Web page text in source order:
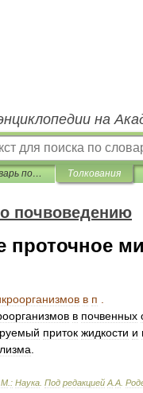
на
Толковый словарь по почвоведению Толкования
почвоведению
проточное
в п
в почвенных
приток жидкости и
М : Наука Под редакцией А А